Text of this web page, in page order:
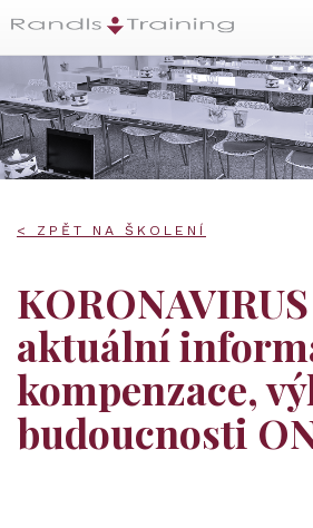
< ZPĚT NA ŠKOLENÍ
aktuální
kompenzace,
budoucnosti